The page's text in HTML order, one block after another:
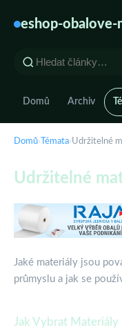
eshop-obalove-
Domů Archiv
Domů› Témata›Udržitelné
Udržitelné
Jaké materiály jsou
průmyslu a jak se
Jak Vybrat